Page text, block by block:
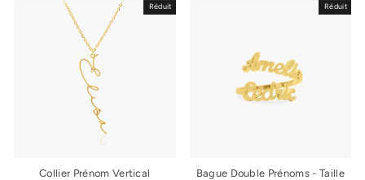
Réduit
Collier Prénom Vertical
Réduit
Bague Double Prénoms - Taille